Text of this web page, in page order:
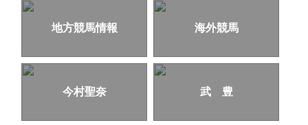
地方競馬情報 海外競馬
今村聖奈 武 豊